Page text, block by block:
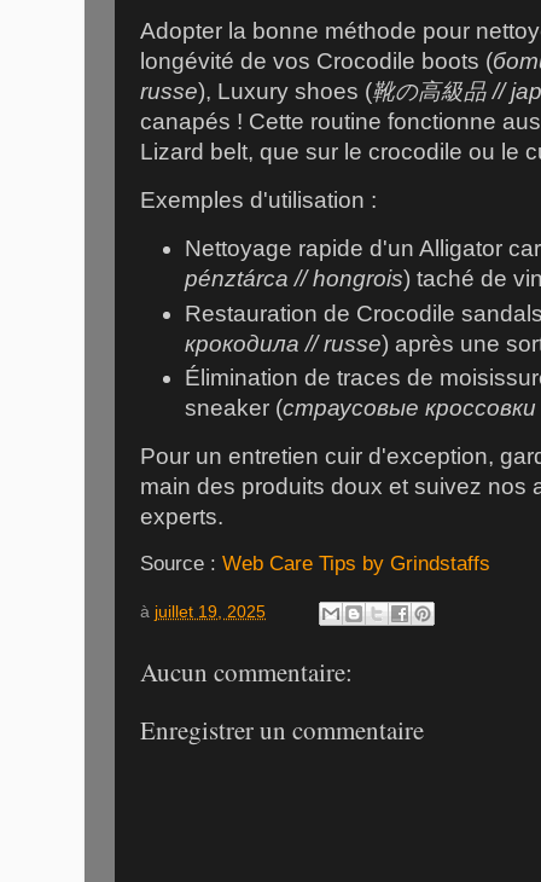
Adopter la bonne méthode pour
longévité de vos Crocodile boots (
russe), Luxury shoes (靴の高級品 //
canapés ! Cette routine fonctionne
Lizard belt, que sur le crocodile ou le
Exemples d'utilisation :
Nettoyage rapide d'un Alligator
pénztárca // hongrois) taché de
Restauration de Crocodile
крокодила // russe) après une
Élimination de traces de
sneaker (страусовыe
Pour un entretien cuir d'exception,
main des produits doux et suivez nos
experts.
Source : Web Care Tips by Grindstaffs
à juillet 19, 2025
Aucun commentaire:
Enregistrer un commentaire